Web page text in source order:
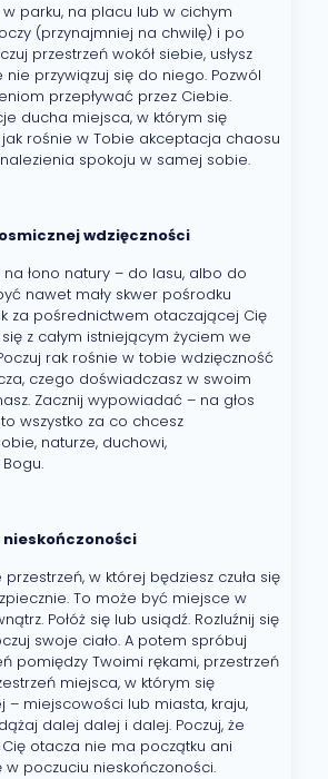
w parku, na placu lub w cichym
(przynajmniej na chwilę) i po
przestrzeń wokół siebie, usłysz
nie przywiązuj się do niego. Pozwól
przepływać przez Ciebie.
ducha miejsca, w którym się
jak rośnie w Tobie akceptacja chaosu
spokoju w samej sobie.
wdzięczności
łono natury – do lasu, albo do
nawet mały skwer pośrodku
za pośrednictwem otaczającej Cię
z całym istniejącym życiem we
rak rośnie w tobie wdzięczność
czego doświadczasz w swoim
Zacznij wypowiadać – na głos
wszystko za co chcesz
naturze, duchowi,
w której będziesz czuła się
To może być miejsce w
Połóż się lub usiądź. Rozluźnij się
swoje ciało. A potem spróbuj
pomiędzy Twoimi rękami, przestrzeń
miejsca, w którym się
– miejscowości lub miasta, kraju,
dalej dalej i dalej. Poczuj, że
otacza nie ma początku ani
w poczuciu nieskończoności.